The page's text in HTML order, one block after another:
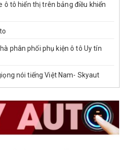
ô tô hiển thị trên bảng điều khiển
phân phối phụ kiện ô tô Uy tín
nói tiếng Việt Nam- Skyaut